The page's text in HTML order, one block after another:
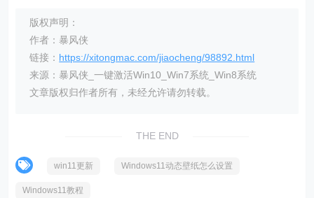
版权声明：
作者：暴风侠
链接： https://xitongmac.com/jiaocheng/98892.html
来源：暴风侠_一键激活Win10_Win7系统_Win8系统
文章版权归作者所有，未经允许请勿转载。
THE END
win11更新 Windows11动态壁纸怎么设置
Windows11教程